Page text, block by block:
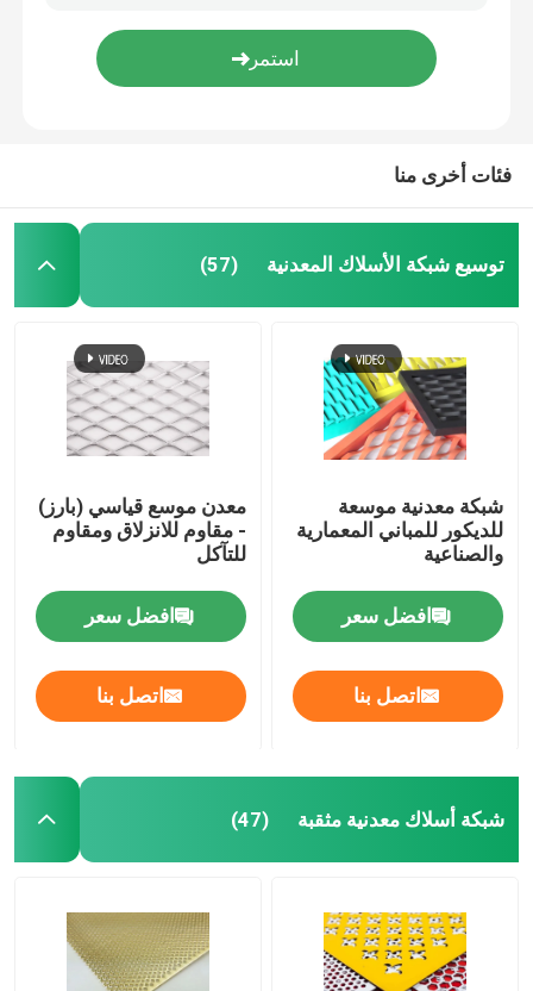
قماش منسوج من الأسلاك
شبكة أمان معدنية
حزام النقل المعدني
مرشح شبكة الشاشة
صريف الصلب الملحوم
سلال التراب
شبكة أمان هليكوبتر
شبكة شاشة التعدين
فئات أخرى منا
توسيع شبكة الأسلاك المعدنية (57)
شبكة معدنية موسعة
للديكور للمباني المعمارية
والصناعية
افضل سعر
اتصل بنا
معدن موسع قياسي (بارز)
- مقاوم للانزلاق ومقاوم
للتآكل
افضل سعر
اتصل بنا
شبكة أسلاك معدنية مثقبة (47)